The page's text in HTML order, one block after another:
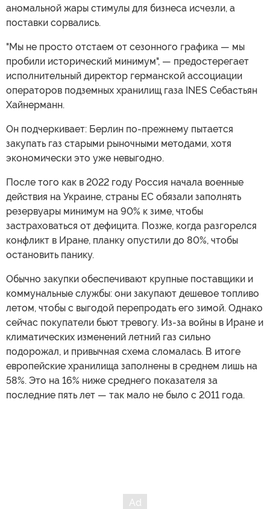
аномальной жары стимулы для бизнеса исчезли, а
поставки сорвались.
"Мы не просто отстаем от сезонного графика — мы
пробили исторический минимум", — предостерегает
исполнительный директор германской ассоциации
операторов подземных хранилищ газа INES Себастьян
Хайнерманн.
Он подчеркивает: Берлин по-прежнему пытается
закупать газ старыми рыночными методами, хотя
экономически это уже невыгодно.
После того как в 2022 году Россия начала военные
действия на Украине, страны ЕС обязали заполнять
резервуары минимум на 90% к зиме, чтобы
застраховаться от дефицита. Позже, когда разгорелся
конфликт в Иране, планку опустили до 80%, чтобы
остановить панику.
Обычно закупки обеспечивают крупные поставщики и
коммунальные службы: они закупают дешевое топливо
летом, чтобы с выгодой перепродать его зимой. Однако
сейчас покупатели бьют тревогу. Из-за войны в Иране и
климатических изменений летний газ сильно
подорожал, и привычная схема сломалась. В итоге
европейские хранилища заполнены в среднем лишь на
58%. Это на 16% ниже среднего показателя за
последние пять лет — так мало не было с 2011 года.